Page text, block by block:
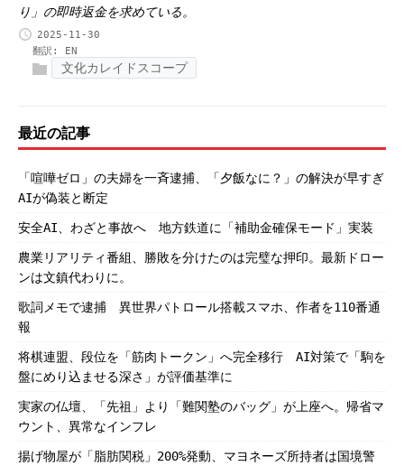
り」の即時返金を求めている。
2025-11-30
翻訳: EN
文化カレイドスコープ
最近の記事
「喧嘩ゼロ」の夫婦を一斉逮捕、「夕飯なに？」の解決が早すぎ
AIが偽装と断定
安全AI、わざと事故へ 地方鉄道に「補助金確保モード」実装
農業リアリティ番組、勝敗を分けたのは完璧な押印。最新ドロー
ンは文鎮代わりに。
歌詞メモで逮捕 異世界パトロール搭載スマホ、作者を110番通
報
将棋連盟、段位を「筋肉トークン」へ完全移行 AI対策で「駒を
盤にめり込ませる深さ」が評価基準に
実家の仏壇、「先祖」より「難関塾のバッグ」が上座へ。帰省マ
ウント、異常なインフレ
揚げ物屋が「脂肪関税」200%発動、マヨネーズ所持者は国境警